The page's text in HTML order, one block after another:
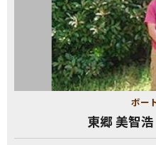
ボー
東郷 美智浩